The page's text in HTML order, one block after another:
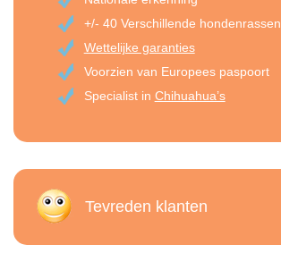
+/- 40 Verschillende hondenrassen
Wettelijke garanties
Voorzien van Europees paspoort
Specialist in Chihuahua’s
Tevreden klanten